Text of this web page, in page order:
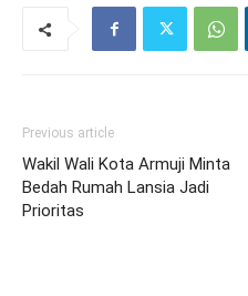
Previous article
Wakil Wali Kota Armuji Minta
Bedah Rumah Lansia Jadi
Prioritas